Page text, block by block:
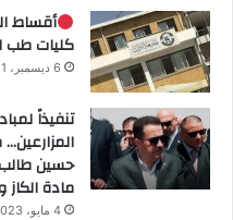
أقساط
كليات طب
6 ديسمبر، 2021
تنفيذاً
حسين
مادة الكاز
4 مايو، 2023